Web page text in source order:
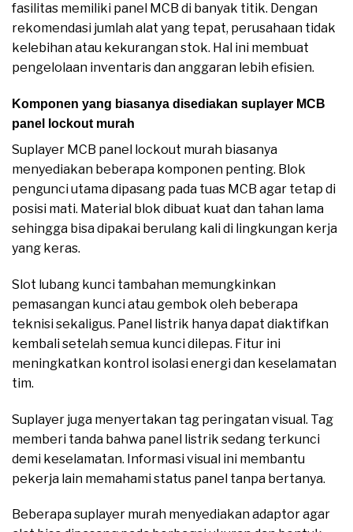
fasilitas memiliki panel MCB di banyak titik. Dengan
rekomendasi jumlah alat yang tepat, perusahaan tidak
kelebihan atau kekurangan stok. Hal ini membuat
pengelolaan inventaris dan anggaran lebih efisien.
Komponen yang biasanya disediakan suplayer MCB
panel lockout murah
Suplayer MCB panel lockout murah biasanya
menyediakan beberapa komponen penting. Blok
pengunci utama dipasang pada tuas MCB agar tetap di
posisi mati. Material blok dibuat kuat dan tahan lama
sehingga bisa dipakai berulang kali di lingkungan kerja
yang keras.
Slot lubang kunci tambahan memungkinkan
pemasangan kunci atau gembok oleh beberapa
teknisi sekaligus. Panel listrik hanya dapat diaktifkan
kembali setelah semua kunci dilepas. Fitur ini
meningkatkan kontrol isolasi energi dan keselamatan
tim.
Suplayer juga menyertakan tag peringatan visual. Tag
memberi tanda bahwa panel listrik sedang terkunci
demi keselamatan. Informasi visual ini membantu
pekerja lain memahami status panel tanpa bertanya.
Beberapa suplayer murah menyediakan adaptor agar